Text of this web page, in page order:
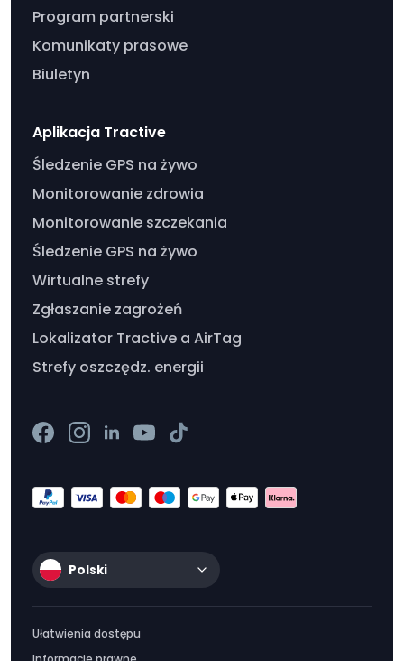
Program partnerski
Komunikaty prasowe
Biuletyn
Aplikacja Tractive
Śledzenie GPS na żywo
Monitorowanie zdrowia
Monitorowanie szczekania
Śledzenie GPS na żywo
Wirtualne strefy
Zgłaszanie zagrożeń
Lokalizator Tractive a AirTag
Strefy oszczędz. energii
Polski
Ułatwienia dostępu